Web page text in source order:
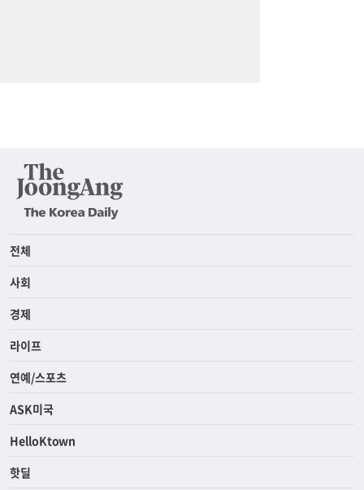
전체
사회
경제
라이프
연예/스포츠
ASK미국
HelloKtown
핫딜